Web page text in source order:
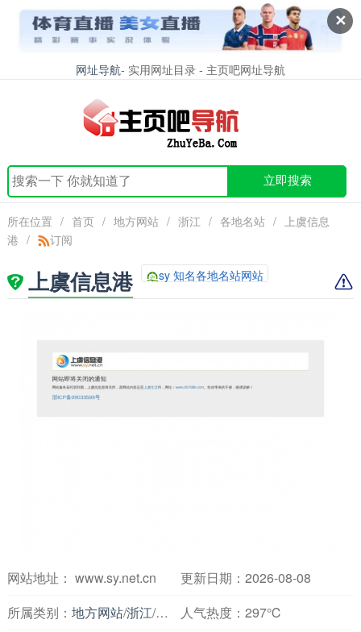
✕
网址导航- 实用网址目录 - 主页吧网址导航
立即搜索
所在位置 / 首页 / 地方网站 / 浙江 / 各地名站 /
上虞信息
港 / 订阅
上虞信息港 sy 知名各地名站网站
网站地址： www.sy.net.cn
更新日期：2026-08-08
所属类别： 地方网站/浙江/各地名站人气热度： 297℃